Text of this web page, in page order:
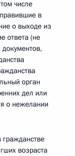
числе
в
о выходе из
ответа (не
орган
дел или
о нежелании
возраста